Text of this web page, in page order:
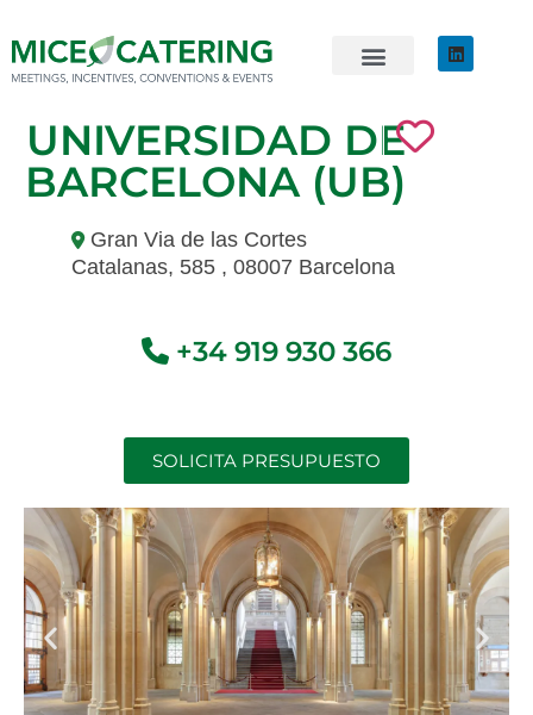
UNIVERSIDAD DE
BARCELONA (UB)
Gran Via de las Cortes
Catalanas, 585 , 08007 Barcelona
+34 919 930 366
SOLICITA PRESUPUESTO